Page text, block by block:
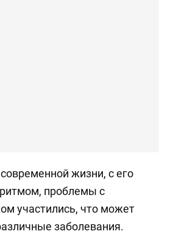
жизни, с его
проблемы с
участились, что может
заболевания.